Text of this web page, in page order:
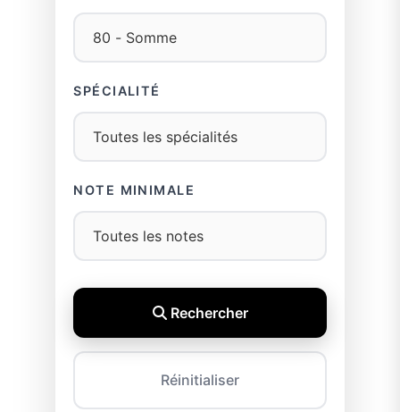
SPÉCIALITÉ
NOTE MINIMALE
Rechercher
Réinitialiser